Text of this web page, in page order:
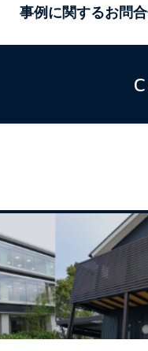
事例に関するお問